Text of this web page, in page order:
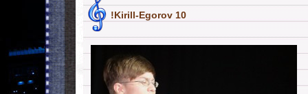
!Kirill-Egorov 10